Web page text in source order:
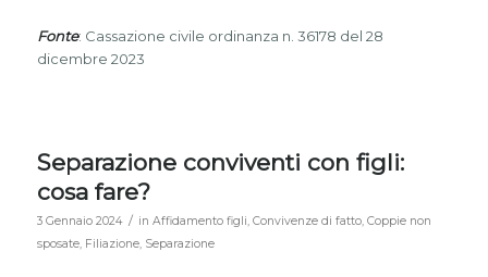
Fonte: Cassazione civile ordinanza n. 36178 del 28
dicembre 2023
Separazione conviventi con figli:
cosa fare?
3 Gennaio 2024 / in Affidamento figli, Convivenze di fatto, Coppie non
sposate, Filiazione, Separazione